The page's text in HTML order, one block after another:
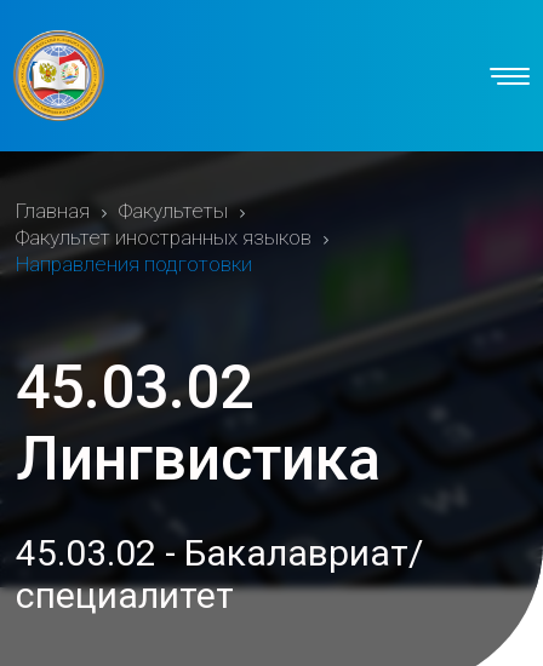
Главная
Факультеты
Факультет иностранных языков
Направления подготовки
45.03.02
Лингвистика
45.03.02 - Бакалавриат/
специалитет